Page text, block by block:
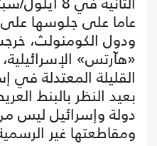
عاما على جلوسها
ودول الكومنولث،
«هآرتس»
القليلة المعتدلة في
دولة وإسرائيل ليس من
ومقاطعتها غير